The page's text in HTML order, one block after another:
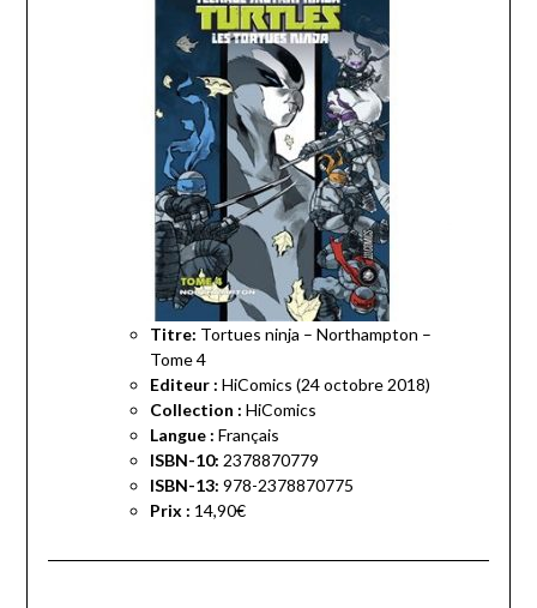
Titre: Tortues ninja – Northampton –
Tome 4
Editeur : HiComics (24 octobre 2018)
Collection : HiComics
Langue : Français
ISBN-10: 2378870779
ISBN-13: 978-2378870775
Prix : 14,90€